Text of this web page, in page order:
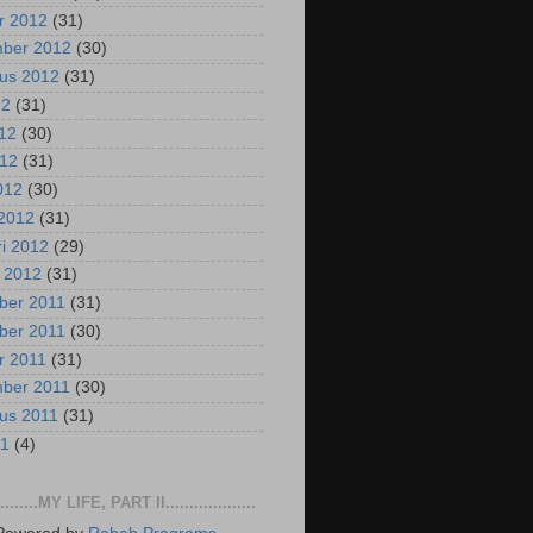
2012 (31)
2012 (30)
2012 (31)
(31)
(30)
(31)
(30)
(31)
2012 (29)
(31)
2011 (31)
2011 (30)
2011 (31)
2011 (30)
2011 (31)
(4)
LIFE, PART II...................